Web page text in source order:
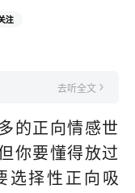
注
去听全文
的正向情感世
你要懂得放过
选择性正向吸